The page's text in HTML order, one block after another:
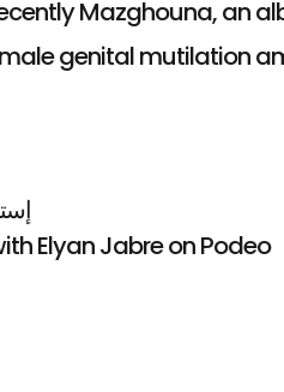
Mazghouna, an
genital mutilation
Elyan Jabre on Podeo